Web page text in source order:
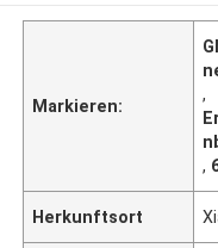
Markieren:
,
,
Herkunftsort